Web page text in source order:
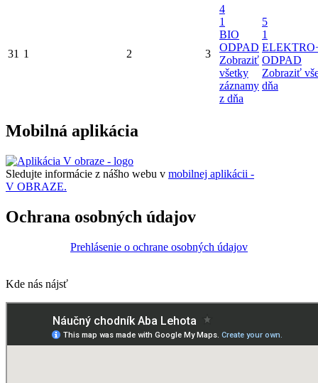
31 1 2 3
4
1
BIO
ODPAD
Zobraziť
všetky
záznamy
z dňa
5
1
ODPAD
Zobraziť
dňa
Mobilná aplikácia
Sledujte informácie z nášho webu v mobilnej aplikácii -
V OBRAZE.
Ochrana osobných údajov
Prehlásenie o ochrane osobných údajov
Kde nás nájsť